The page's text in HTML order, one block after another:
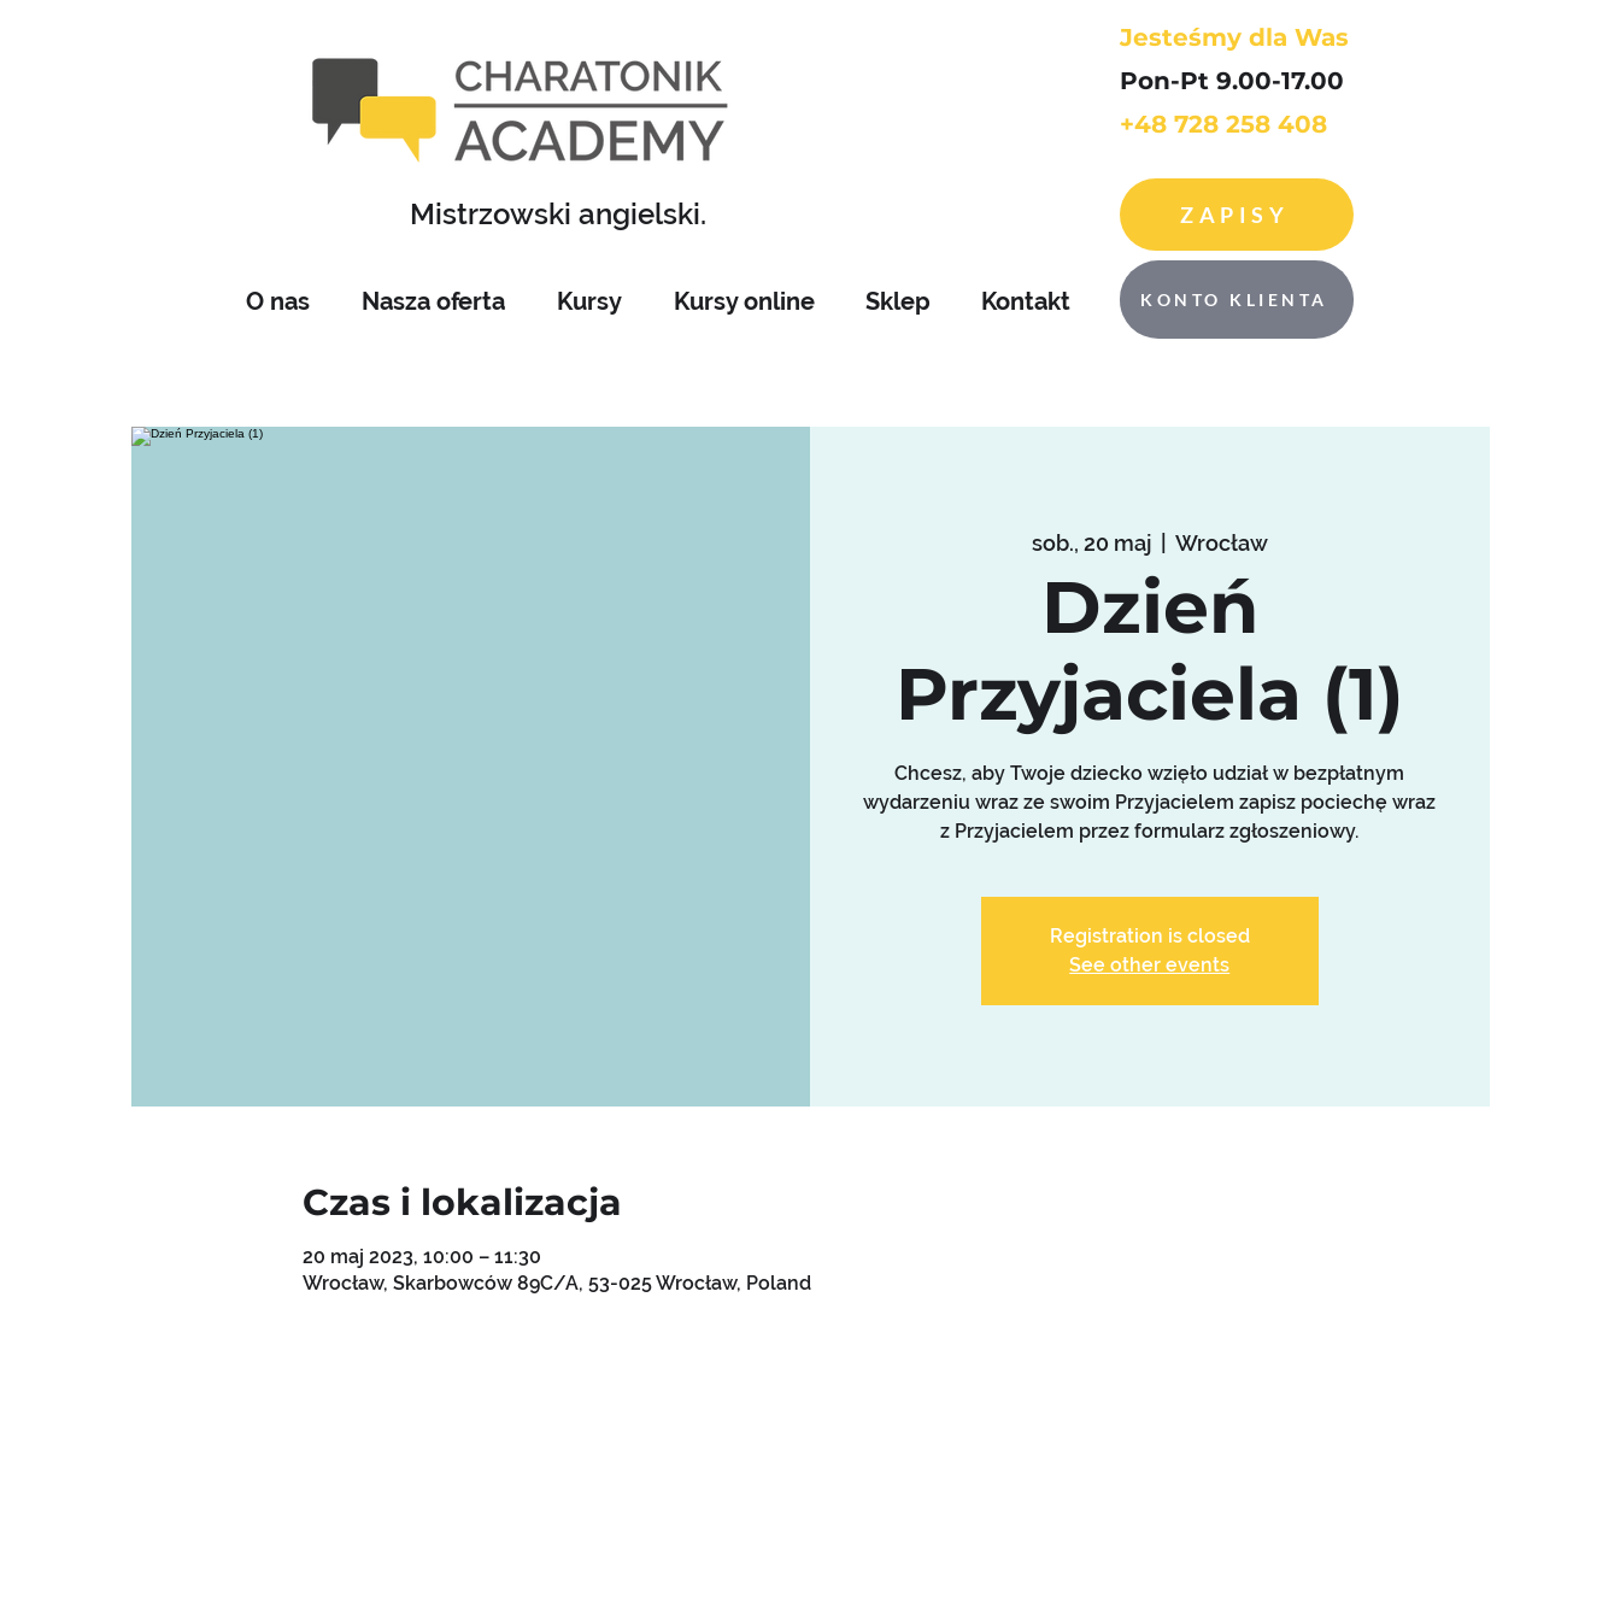
sob., 20 maj
  |
Wrocław
Dzień
Przyjaciela (1)
Chcesz, aby Twoje dziecko wzięło udział w bezpłatnym
wydarzeniu wraz ze swoim Przyjacielem zapisz pociechę wraz
z Przyjacielem przez formularz zgłoszeniowy.
Registration is closed
See other events
Czas i lokalizacja
20 maj 2023, 10:00 – 11:30
Wrocław, Skarbowców 89C/A, 53-025 Wrocław, Poland
O nas Nasza oferta Kursy Kursy online Sklep Kontakt
Jesteśmy dla Was
Pon-Pt 9.00-17.00
+48 728 258 408
KONTO KLIENTA
ZAPISY
Mistrzowski angielski.